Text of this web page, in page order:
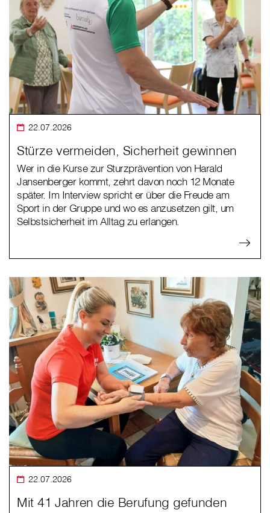
22.07.2026
Stürze vermeiden, Sicherheit gewinnen
Wer in die Kurse zur Sturzprävention von Harald
Jansenberger kommt, zehrt davon noch 12 Monate
später. Im Interview spricht er über die Freude am
Sport in der Gruppe und wo es anzusetzen gilt, um
Selbstsicherheit im Alltag zu erlangen.
22.07.2026
Mit 41 Jahren die Berufung gefunden